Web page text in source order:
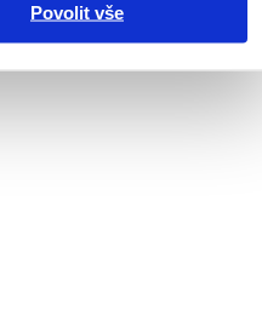
Povolit vše